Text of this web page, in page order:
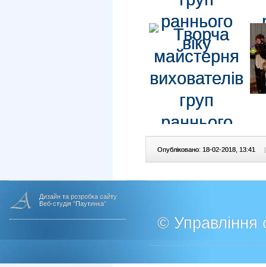
Опубліковано: 18-02-2018, 13:41 |
Дизайн та розробка сайту
Веб-студія "Паутинка"
© Управління